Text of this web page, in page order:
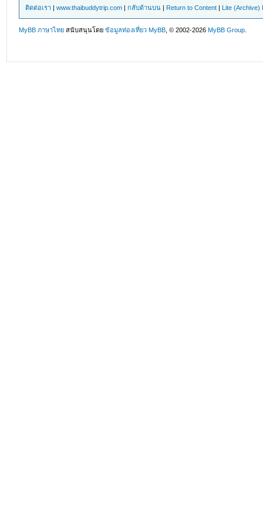
ติดต่อเรา |www.thaibuddytrip.com |กลับด้านบน | Return to Content | Lite (Archive)
MyBB ภาษาไทย สนับสนุนโดยข้อมูลท่องเที่ยว MyBB , © 2002-2026MyBB Group